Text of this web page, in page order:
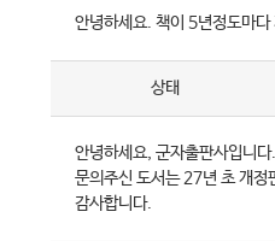
안녕하세요. 책이 5년정도마
상태
안녕하세요, 군자출판사입니다.
문의주신 도서는 27년 초 개정
감사합니다.